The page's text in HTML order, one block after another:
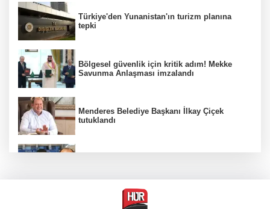
Türkiye'den Yunanistan'ın turizm planına
tepki
Bölgesel güvenlik için kritik adım! Mekke
Savunma Anlaşması imzalandı
Menderes Belediye Başkanı İlkay Çiçek
tutuklandı
Bakan Gürlek: Kanunda şehitleri incitecek